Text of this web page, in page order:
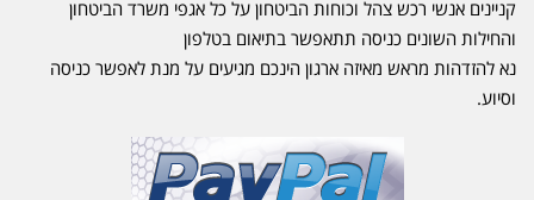
קניינים אנשי רכש צהל וכוחות הביטחון על כל אגפי משרד הביטחון
והחילות השונים כניסה תתאפשר בתיאום בטלפון
נא להזדהות מראש מאיזה ארגון הינכם מגיעים על מנת לאפשר כניסה
וסיוע.